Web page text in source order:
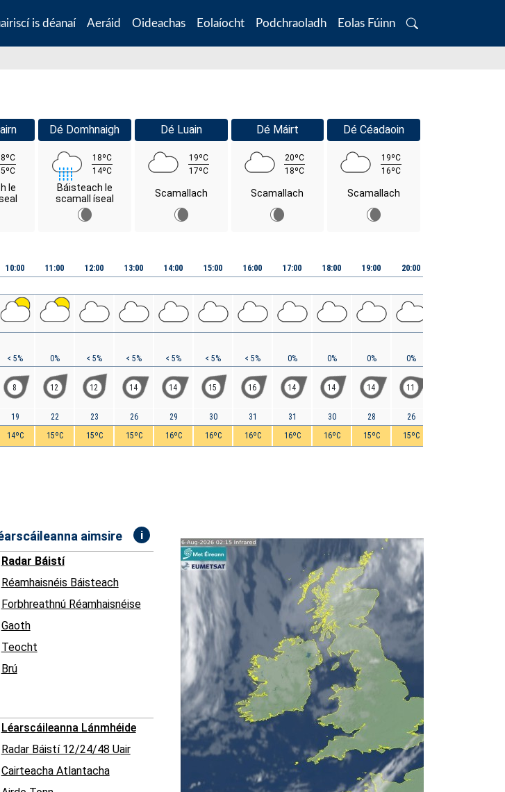
is déanaí Aeráid Oideachas Eolaíocht Podchraoladh Eolas Fúinn
Search
le
Dé Domhnaigh
18ºC
14ºC
Báisteach le
scamall íseal
Dé Luain
19ºC
17ºC
Scamallach
Dé Máirt
20ºC
18ºC
Scamallach
Dé Céadaoin
19ºC
16ºC
Scamallach
10:00
< 5%
8
19
14ºC
11:00
0%
12
22
15ºC
12:00
< 5%
12
23
15ºC
13:00
< 5%
14
26
15ºC
14:00
< 5%
14
29
16ºC
15:00
< 5%
15
30
16ºC
16:00
< 5%
16
31
16ºC
17:00
0%
14
31
16ºC
18:00
0%
14
30
16ºC
19:00
0%
14
28
15ºC
20:00
0%
11
26
15ºC
aimsire i
Radar Báistí
Réamhaisnéis Báisteach
Forbhreathnú Réamhaisnéise
Gaoth
Teocht
Brú
Léarscáileanna Lánmhéide
Radar Báistí 12/24/48 Uair
Cairteacha Atlantacha